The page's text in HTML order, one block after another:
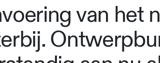
van het